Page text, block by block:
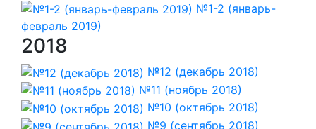
№1-2 (январь-
февраль 2019)
2018
№12 (декабрь 2018)
№11 (ноябрь 2018)
№10 (октябрь 2018)
№9 (сентябрь 2018)